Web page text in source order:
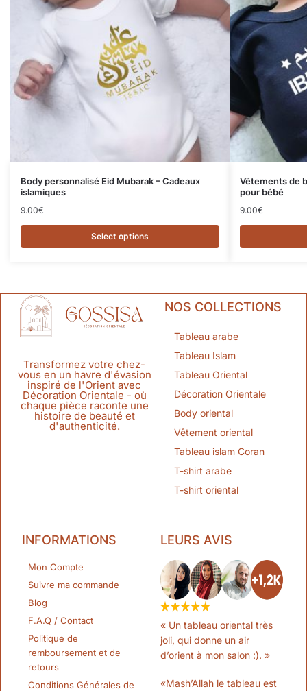
Body personnalisé Eid Mubarak – Cadeaux
islamiques
9.00€
Select options
Vêtements de
pour bébé
9.00€
Transformez votre chez-
vous en un havre d'évasion
inspiré de l'Orient avec
Décoration Orientale - où
chaque pièce raconte une
histoire de beauté et
d'authenticité.
NOS COLLECTIONS
Tableau arabe
Tableau Islam
Tableau Oriental
Décoration Orientale
Body oriental
Vêtement oriental
Tableau islam Coran
T-shirt arabe
T-shirt oriental
INFORMATIONS
Mon Compte
Suivre ma commande
Blog
F.A.Q / Contact
Politique de
remboursement et de
retours
Conditions Générales de
LEURS AVIS
« Un tableau oriental très
joli, qui donne un air
d’orient à mon salon :). »
«Mash’Allah le tableau est